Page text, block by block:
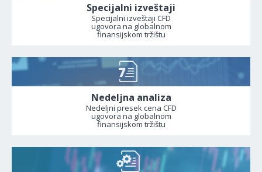
Specijalni izveštaji
Specijalni izveštaji CFD
ugovora na globalnom
finansijskom tržištu
Nedeljna analiza
Nedeljni presek cena CFD
ugovora na globalnom
finansijskom tržištu